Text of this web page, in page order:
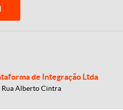
de Integração Ltda
Rua Alberto Cintra